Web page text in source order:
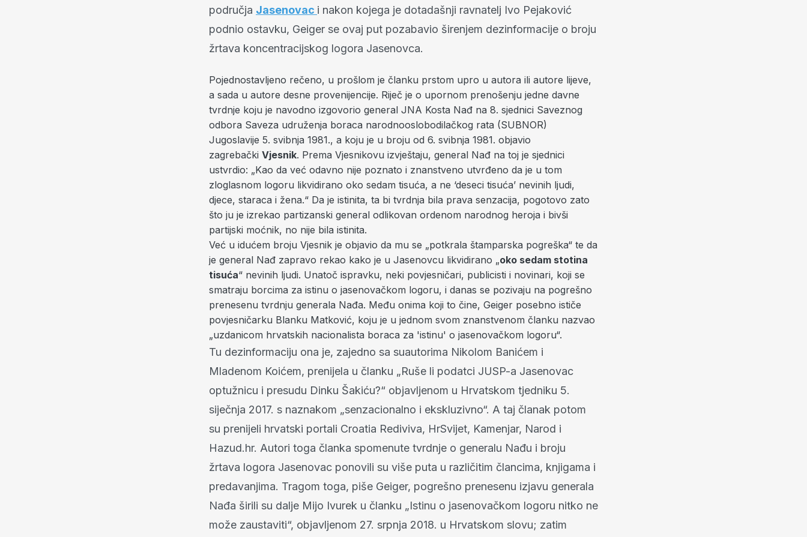
područja Jasenovac i nakon kojega je dotadašnji ravnatelj Ivo Pejaković
podnio ostavku, Geiger se ovaj put pozabavio širenjem dezinformacije o broju
žrtava koncentracijskog logora Jasenovca.
Pojednostavljeno rečeno, u prošlom je članku prstom upro u autora ili autore lijeve,
a sada u autore desne provenijencije. Riječ je o upornom prenošenju jedne davne
tvrdnje koju je navodno izgovorio general JNA Kosta Nađ na 8. sjednici Saveznog
odbora Saveza udruženja boraca narodnooslobodilačkog rata (SUBNOR)
Jugoslavije 5. svibnja 1981., a koju je u broju od 6. svibnja 1981. objavio
zagrebački Vjesnik. Prema Vjesnikovu izvještaju, general Nađ na toj je sjednici
ustvrdio: „Kao da već odavno nije poznato i znanstveno utvrđeno da je u tom
zloglasnom logoru likvidirano oko sedam tisuća, a ne ‘deseci tisuća’ nevinih ljudi,
djece, staraca i žena.“ Da je istinita, ta bi tvrdnja bila prava senzacija, pogotovo zato
što ju je izrekao partizanski general odlikovan ordenom narodnog heroja i bivši
partijski moćnik, no nije bila istinita.
Već u idućem broju Vjesnik je objavio da mu se „potkrala štamparska pogreška“ te da
je general Nađ zapravo rekao kako je u Jasenovcu likvidirano „oko sedam stotina
tisuća“ nevinih ljudi. Unatoč ispravku, neki povjesničari, publicisti i novinari, koji se
smatraju borcima za istinu o jasenovačkom logoru, i danas se pozivaju na pogrešno
prenesenu tvrdnju generala Nađa. Među onima koji to čine, Geiger posebno ističe
povjesničarku Blanku Matković, koju je u jednom svom znanstvenom članku nazvao
„uzdanicom hrvatskih nacionalista boraca za 'istinu' o jasenovačkom logoru“.
Tu dezinformaciju ona je, zajedno sa suautorima Nikolom Banićem i
Mladenom Koićem, prenijela u članku „Ruše li podatci JUSP-a Jasenovac
optužnicu i presudu Dinku Šakiću?“ objavljenom u Hrvatskom tjedniku 5.
siječnja 2017. s naznakom „senzacionalno i ekskluzivno“. A taj članak potom
su prenijeli hrvatski portali Croatia Rediviva, HrSvijet, Kamenjar, Narod i
Hazud.hr. Autori toga članka spomenute tvrdnje o generalu Nađu i broju
žrtava logora Jasenovac ponovili su više puta u različitim člancima, knjigama i
predavanjima. Tragom toga, piše Geiger, pogrešno prenesenu izjavu generala
Nađa širili su dalje Mijo Ivurek u članku „Istinu o jasenovačkom logoru nitko ne
može zaustaviti“, objavljenom 27. srpnja 2018. u Hrvatskom slovu; zatim